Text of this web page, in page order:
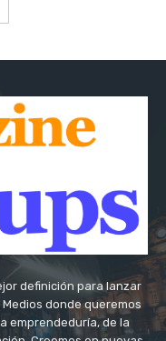
definición para lanzar
donde queremos
emprendeduría, de la